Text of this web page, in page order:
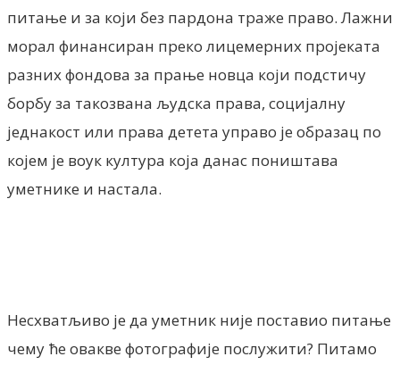
питање и за који без пардона траже право. Лажни
морал финансиран преко лицемерних пројеката
разних фондова за прање новца који подстичу
борбу за такозвана људска права, социјалну
једнакост или права детета управо је образац по
којем је воук култура која данас поништава
уметнике и настала.
Несхватљиво је да уметник није поставио питање
чему ће овакве фотографије послужити? Питамо